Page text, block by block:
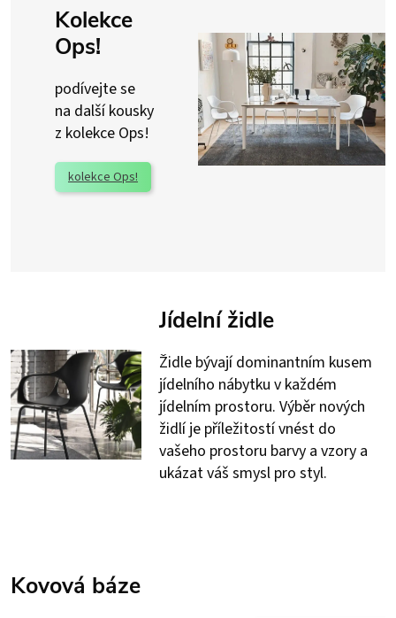
Kolekce
Ops!
podívejte se
na další kousky
z kolekce Ops!
kolekce Ops!
Jídelní židle
Židle bývají dominantním kusem
jídelního nábytku v každém
jídelním prostoru. Výběr nových
židlí je příležitostí vnést do
vašeho prostoru barvy a vzory a
ukázat váš smysl pro styl.
Kovová báze